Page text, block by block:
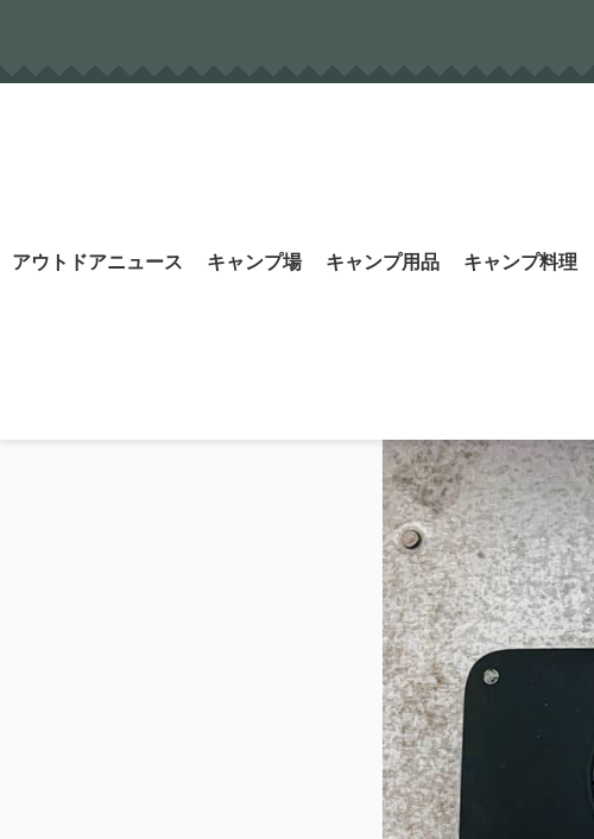
アウトドアニュース キャンプ場 キャンプ用品 キャンプ料理
Search